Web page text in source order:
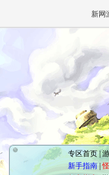
新网
专区首页|
新手指南 |